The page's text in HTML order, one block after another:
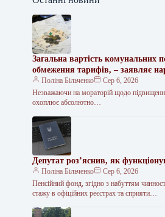
Загальна вартість комунальних
обмеження тарифів, – заявляє
Поліна Більченко
Сер 6, 2026
Незважаючи на мораторій щодо
охоплює абсолютно…
Депутат роз’яснив, як
Поліна Більченко
Сер 6, 2026
Пенсійний фонд, згідно з набуттям
стажу в офіційних реєстрах та сприяти…